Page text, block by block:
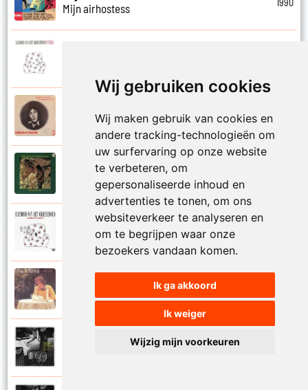
Wij gebruiken cookies
Wij maken gebruik van cookies en
andere tracking-technologieën om
uw surfervaring op onze website
te verbeteren, om
gepersonaliseerde inhoud en
advertenties te tonen, om ons
websiteverkeer te analyseren en
om te begrijpen waar onze
bezoekers vandaan komen.
Ik ga akkoord
Ik weiger
Wijzig mijn voorkeuren
Mijn airhostess
Mijn lieve schatje
Raymond Van Het Groenewoud
Mijn schoolgaande jeugd
Raymond Van Het Groenewoud
Mijnheer de postbode
Raymond Van Het Groenewoud
Moeder
Raymond Van Het Groenewoud